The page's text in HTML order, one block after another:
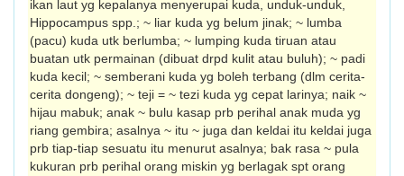
ikan laut yg kepalanya menye­rupai kuda, unduk-unduk,
Hippocampus spp.; ~ liar kuda yg belum jinak; ~ lumba
(pacu) kuda utk berlumba; ~ lumping kuda tiruan atau
buatan utk permainan (dibuat drpd kulit atau buluh); ~ padi
kuda kecil; ~ semberani kuda yg boleh terbang (dlm cerita-
cerita dongeng); ~ teji = ~ tezi kuda yg cepat larinya; naik ~
hijau mabuk; anak ~ bulu kasap prb perihal anak muda yg
riang gembira; asalnya ~ itu ~ juga dan keldai itu keldai juga
prb tiap-tiap sesuatu itu menurut asalnya; bak rasa ~ pula
kukuran prb perihal orang miskin yg berlagak spt orang